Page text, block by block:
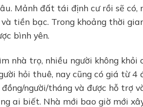
Mảnh đất tái định cư rồi sẽ
tiền bạc. Trong khoảng thời
bình yên.
nhà trọ, nhiều người không khỏi
hỏi thuê, nay cũng có giá từ 4
người/tháng và được hỗ trợ
ai biết. Nhà mới bao giờ mới